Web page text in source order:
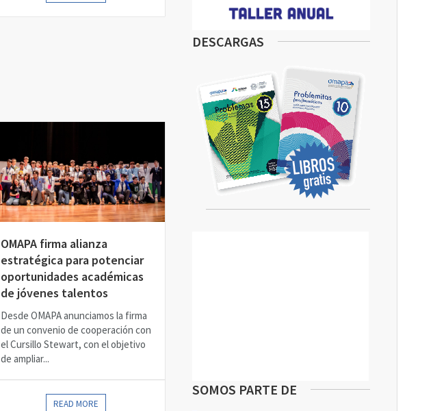
OMAPA firma alianza
estratégica para potenciar
oportunidades académicas
de jóvenes talentos
Desde OMAPA anunciamos la firma
de un convenio de cooperación con
el Cursillo Stewart, con el objetivo
de ampliar...
READ MORE
DESCARGAS
SOMOS PARTE DE